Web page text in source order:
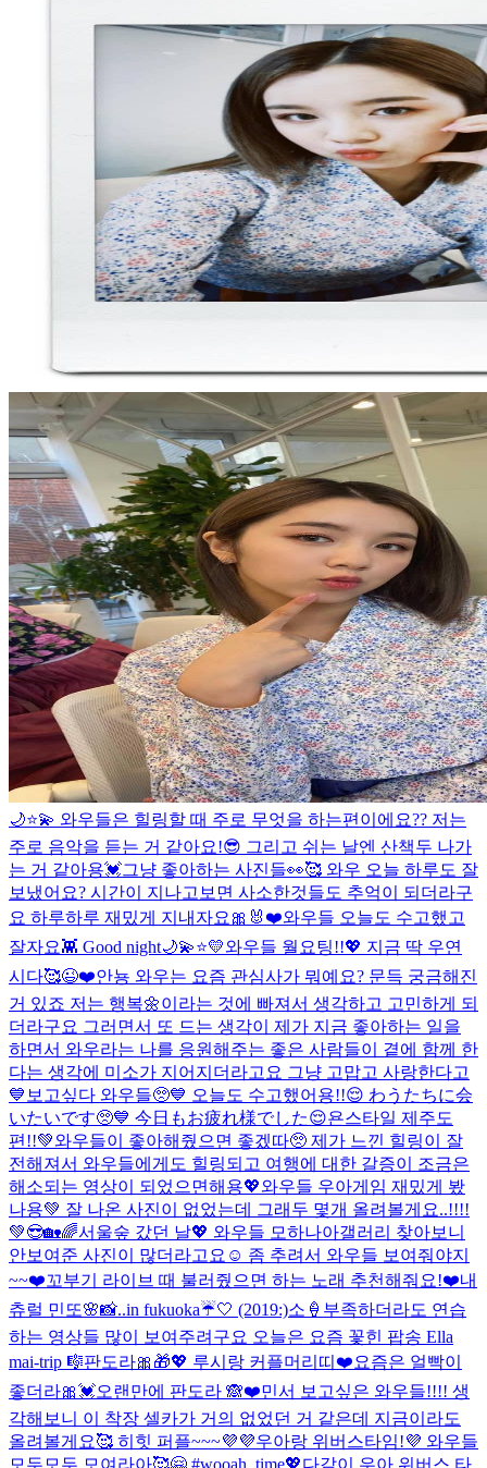
🌙⭐️💫 와우들은 힐링할 때 주로 무엇을 하는편이에요?? 저는
주로 음악을 듣는 거 같아요!😎 그리고 쉬는 날엔 산책두 나가
는 거 같아용💓그냥 좋아하는 사진들👀🥰 와우 오늘 하루도 잘
보냈어요? 시간이 지나고보면 사소한것들도 추억이 되더라구
요 하루하루 재밌게 지내자요🎀🐰❤️와우들 오늘도 수고했고
잘자요👾 Good night🌙💫⭐️💛와우들 월요팅!!💖 지금 딱 우연
시다🥰😉❤️안뇽 와우는 요즘 관심사가 뭐예요? 문득 궁금해진
거 있죠 저는 행복🌼이라는 것에 빠져서 생각하고 고민하게 되
더라구요 그러면서 또 드는 생각이 제가 지금 좋아하는 일을
하면서 와우라는 나를 응원해주는 좋은 사람들이 곁에 함께 한
다는 생각에 미소가 지어지더라고요 그냥 고맙고 사랑한다고
💙 보고싶다 와우들🥺💙 오늘도 수고했어용!!😌 わうたちに会
いたいです🥺💙 今日もお疲れ様でした😌욘스타일 제주도
편!!💚와우들이 좋아해줬으면 좋겠따🥺 제가 느낀 힐링이 잘
전해져서 와우들에게도 힐링되고 여행에 대한 갈증이 조금은
해소되는 영상이 되었으면해용💖와우들 우아게임 재밌게 봤
나용💚 잘 나온 사진이 없었는데 그래두 몇개 올려볼게요..!!!!
💚😎🏡🌈서울숲 갔던 날💖 와우들 모하나아갤러리 찾아보니
안보여준 사진이 많더라고요☺️ 좀 추려서 와우들 보여줘야지
~~❤️꼬부기 라이브 때 불러줬으면 하는 노래 추천해줘요!❤️내
츄럴 민또🌸📸..in fukuoka☔️🤍 (2019:)소🍦 부족하더라도 연습
하는 영상들 많이 보여주려구요 오늘은 요즘 꽃힌 팝송 Ella
mai-trip 🎼판도라🎀🎁💖 루시랑 커플머리띠❤️요즘은 얼빡이
좋더라🎀💓오랜만에 판도라 🙈❤️민서 보고싶은 와우들!!!! 생
각해보니 이 착장 셀카가 거의 없었던 거 같은데 지금이라도
올려볼게요🥰 히힛 퍼플~~~💜💜우아랑 위버스타임!💜 와우들
모두모두 모여라아🥰🤗 #wooah_time💖다같이 우아 위버스 타